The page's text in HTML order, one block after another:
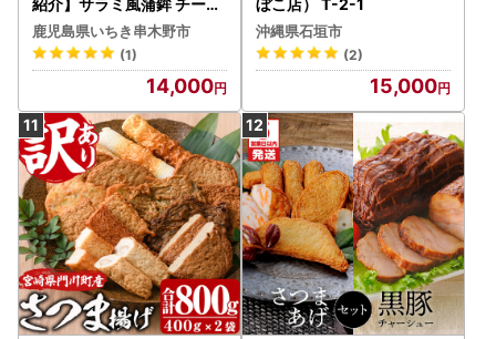
紹介】サラミ風蒲鉾 チーズ
入り魚っち(うおっち）7本
【00-001-03】
鹿児島県いちき串木野市
(1)
14,000
ぼこ店） T-2-1
沖縄県石垣市
(2)
15,000